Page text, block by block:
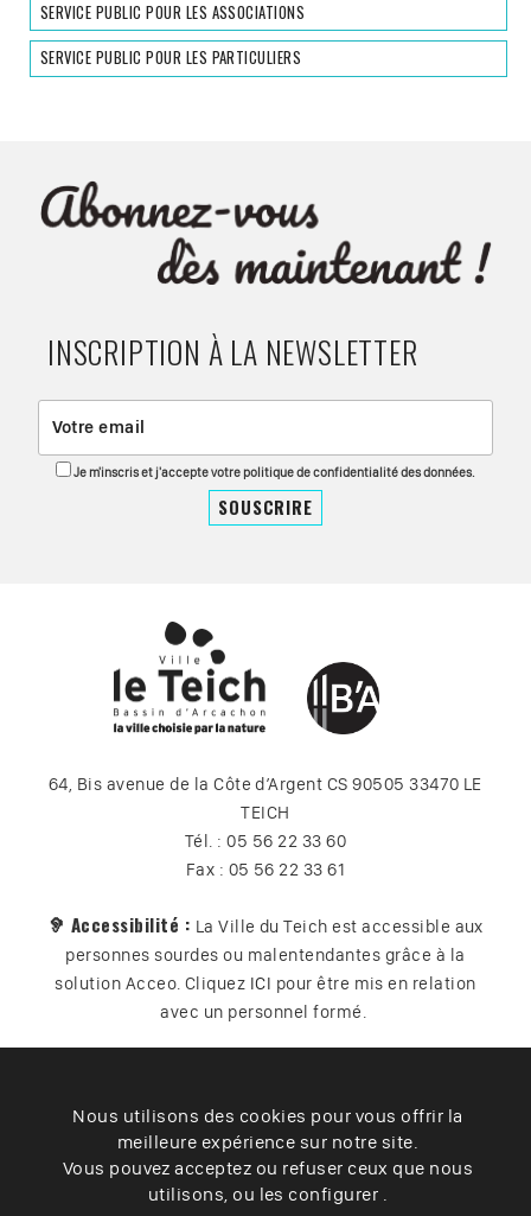
SERVICE PUBLIC POUR LES ASSOCIATIONS
SERVICE PUBLIC POUR LES PARTICULIERS
INSCRIPTION À LA NEWSLETTER
Je m'inscris et j'accepte votre politique de confidentialité des données.
64, Bis avenue de la Côte d’Argent CS 90505 33470 LE
TEICH
Tél. : 05 56 22 33 60
Fax : 05 56 22 33 61
🦻 Accessibilité : La Ville du Teich est accessible aux
personnes sourdes ou malentendantes grâce à la
solution Acceo. Cliquez ICI pour être mis en relation
avec un personnel formé.
Plan du site Contact Vos données
Cookies
Accessibilité
Nous utilisons des cookies pour vous offrir la
meilleure expérience sur notre site.
Vous pouvez acceptez ou refuser ceux que nous
utilisons, ou les configurer .